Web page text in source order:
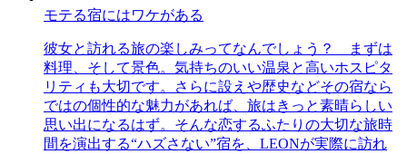
モテる宿にはワケがある
彼女と訪れる旅の楽しみってなんでしょう？ まずは
料理、そして景色。気持ちのいい温泉と高いホスピタ
リティも大切です。さらに設えや歴史などその宿なら
ではの個性的な魅力があれば、旅はきっと素晴らしい
思い出になるはず。そんな恋するふたりの大切な旅時
間を演出する“ハズさない”宿を、LEONが実際に訪れ